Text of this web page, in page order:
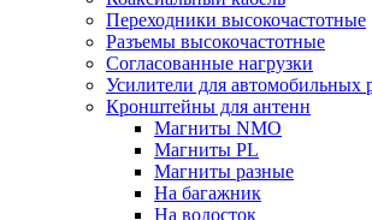
Переходники высокочастотные
Разъемы высокочастотные
Согласованные нагрузки
Усилители для автомобильных
Кронштейны для антенн
Магниты NMO
Магниты PL
Магниты разные
На багажник
На водосток